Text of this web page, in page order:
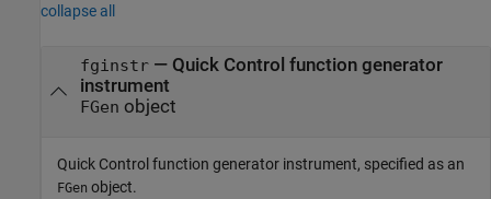
collapse all
fginstr— Quick Control function generator
instrument
FGen object
Quick Control function generator instrument, specified as an
FGen object.